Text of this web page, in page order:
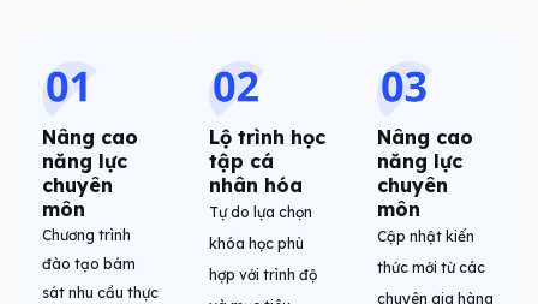
Nâng cao
năng lực
chuyên
môn
Chương trình
đào tạo bám
sát nhu cầu thực
Lộ trình học
tập cá
nhân hóa
Tự do lựa chọn
khóa học phù
hợp với trình độ
Nâng cao
năng lực
chuyên
môn
Cập nhật kiến
thức mới từ các
chuyên gia hàng